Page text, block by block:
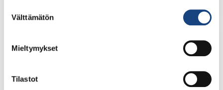
valinta
Välttämätön
Mieltymykset
Tilastot